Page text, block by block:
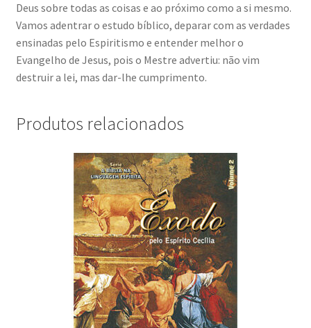
Deus sobre todas as coisas e ao próximo como a si mesmo.
Vamos adentrar o estudo bíblico, deparar com as verdades
ensinadas pelo Espiritismo e entender melhor o
Evangelho de Jesus, pois o Mestre advertiu: não vim
destruir a lei, mas dar-lhe cumprimento.
Produtos relacionados